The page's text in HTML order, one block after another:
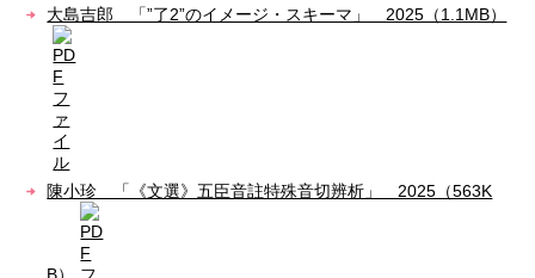
大島吉郎 「”了2”のイメージ・スキーマ」 2025（1.1MB）
陳小珍 「《文選》五臣音註特殊音切辨析」 2025（563K
B）